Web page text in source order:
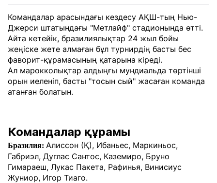
Командалар арасындағы кездесу АҚШ-тың Нью-
Джерси штатындағы "Метлайф" стадионында өтті.
Айта кетейік, бразилиялықтар 24 жыл бойы
жеңіске жете алмаған бұл турнирдің басты бес
фаворит-құрамасының қатарына кіреді.
Ал марокколықтар алдыңғы мундиальда төртінші
орын иеленіп, басты "тосын сый" жасаған команда
атанған болатын.
Командалар құрамы
Бразилия: Алиссон (Қ), Ибаньес, Маркиньос,
Габриэл, Дуглас Сантос, Каземиро, Бруно
Гимараеш, Лукас Пакета, Рафинья, Винисиус
Жуниор, Игор Тиаго.